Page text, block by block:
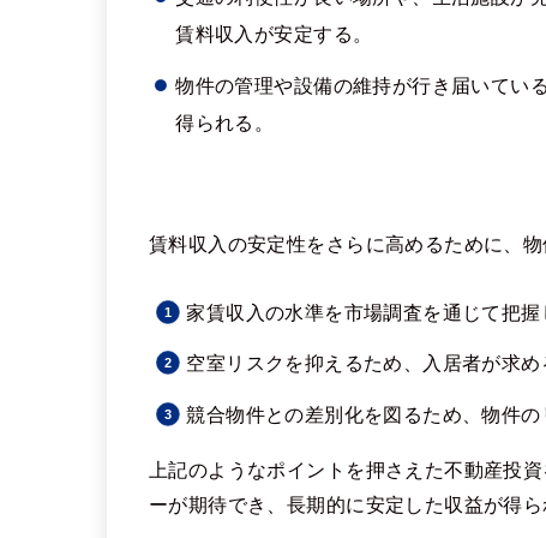
賃料収入が安定する。
物件の管理や設備の維持が行き届いてい
得られる。
賃料収入の安定性をさらに高めるために、
家賃収入の水準を市場調査を通じて把握
空室リスクを抑えるため、入居者が求
競合物件との差別化を図るため、物件
上記のようなポイントを押さえた不動産投
ーが期待でき、長期的に安定した収益が得ら